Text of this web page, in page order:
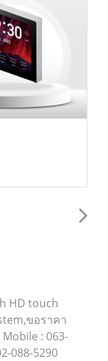
HD touch
ขอราคา
: 063-
088-5290